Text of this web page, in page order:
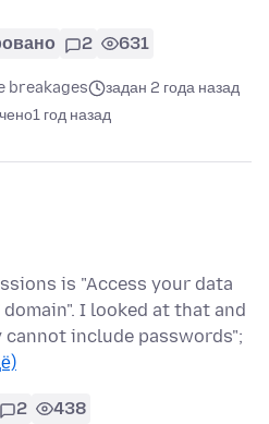
2 631
breakages
задан 2 года назад
1 год назад
is "Access your data
I looked at that and
include passwords";
2 438